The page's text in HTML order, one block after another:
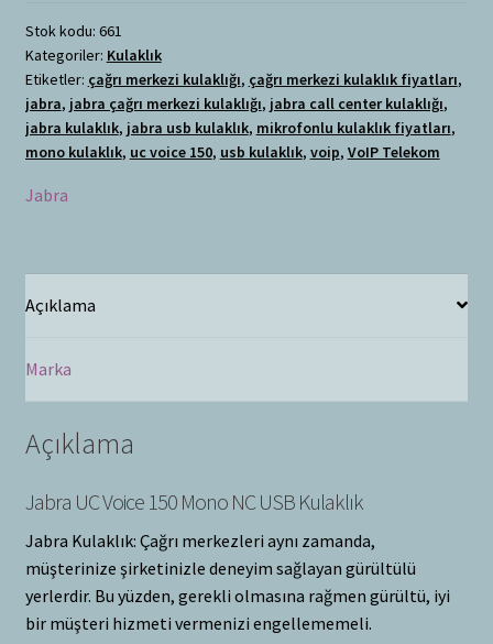
Stok kodu: 661
Kategoriler: Kulaklık
Etiketler: çağrı merkezi kulaklığı, çağrı merkezi kulaklık fiyatları,
jabra, jabra çağrı merkezi kulaklığı, jabra call center kulaklığı,
jabra kulaklık, jabra usb kulaklık, mikrofonlu kulaklık fiyatları,
mono kulaklık, uc voice 150, usb kulaklık, voip, VoIP Telekom
Jabra
Açıklama
Marka
Açıklama
Jabra UC Voice 150 Mono NC USB Kulaklık
Jabra Kulaklık: Çağrı merkezleri aynı zamanda,
müşterinize şirketinizle deneyim sağlayan gürültülü
yerlerdir. Bu yüzden, gerekli olmasına rağmen gürültü, iyi
bir müşteri hizmeti vermenizi engellememeli.